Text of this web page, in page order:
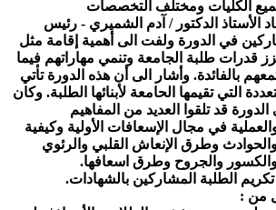
الكليات ومختلف التخصصات
الأستاذ الدكتور / آدم الشميري - رئيس
في الدورة ولفت الى أهمية إقامة مثل
قدرات طلبة الجامعة وتنمي مهاراتهم فيما
بالفائدة. وأشار الى أن هذه الدورة تأتي
التي تقيمها الحامعة لأبنائها الطلبة. وكان
قد تلقوا العديد من المفاهيم
في مجال الإسعافات الأولية وكيفية
وطرق الإنعاش القلبي والرئوي
والجروح وطرق اسعافها.
تكريم الطلبة المشاركين بالشهادات.
من :